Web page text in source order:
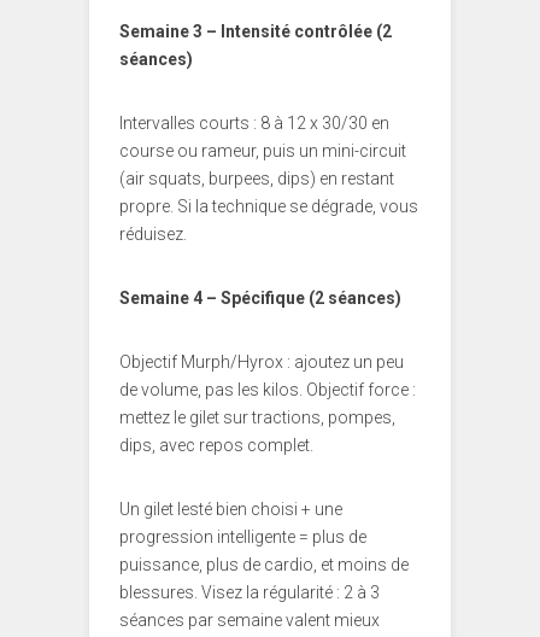
Semaine 3 – Intensité contrôlée (2
séances)
Intervalles courts : 8 à 12 x 30/30 en
course ou rameur, puis un mini-circuit
(air squats, burpees, dips) en restant
propre. Si la technique se dégrade, vous
réduisez.
Semaine 4 – Spécifique (2 séances)
Objectif Murph/Hyrox : ajoutez un peu
de volume, pas les kilos. Objectif force :
mettez le gilet sur tractions, pompes,
dips, avec repos complet.
Un gilet lesté bien choisi + une
progression intelligente = plus de
puissance, plus de cardio, et moins de
blessures. Visez la régularité : 2 à 3
séances par semaine valent mieux